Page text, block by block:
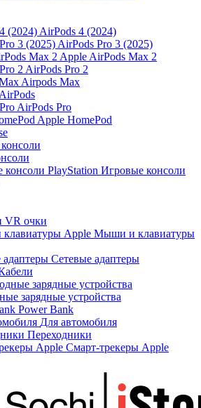
AirPods 4 (2024)
AirPods Pro 3 (2025)
Apple AirPods Max 2
AirPods Pro 2
Airpods Max
AirPods
AirPods Pro
Apple HomePod
Игровые консоли
VR очки
Мыши и клавиатуры
Сетевые адаптеры
зарядные устройства
Power Bank
Для автомобиля
Переходники
Смарт-трекеры Apple